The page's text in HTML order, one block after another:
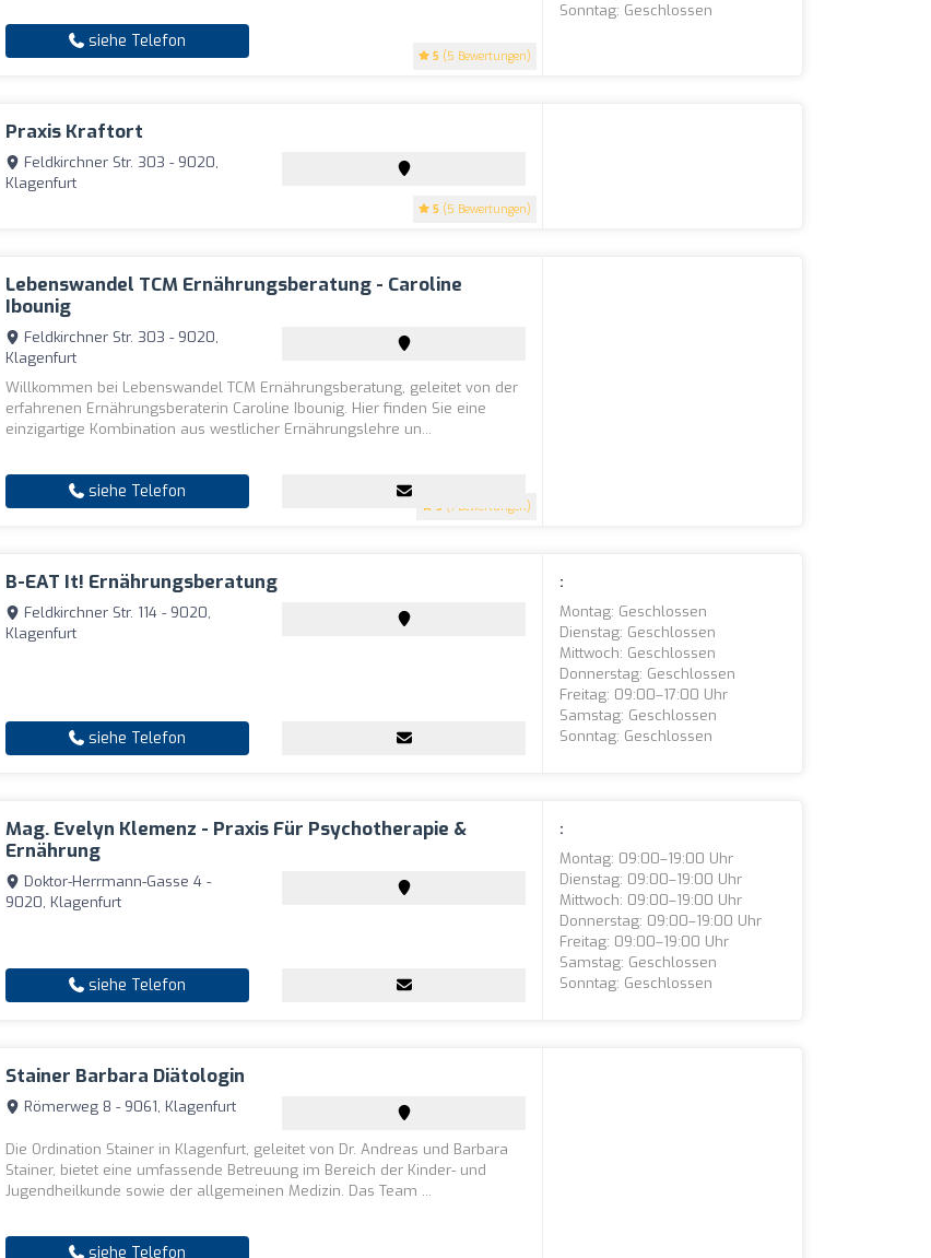
5 (5 Bewertungen)
siehe Telefon
Sonntag: Geschlossen
Praxis Kraftort
5 (5 Bewertungen)
Feldkirchner Str. 303 - 9020,
Klagenfurt
Lebenswandel TCM Ernährungsberatung - Caroline
Ibounig
5 (1 Bewertungen)
Feldkirchner Str. 303 - 9020,
Klagenfurt
Willkommen bei Lebenswandel TCM Ernährungsberatung, geleitet von der
erfahrenen Ernährungsberaterin Caroline Ibounig. Hier finden Sie eine
einzigartige Kombination aus westlicher Ernährungslehre un...
siehe Telefon
B-EAT It! Ernährungsberatung
Feldkirchner Str. 114 - 9020,
Klagenfurt
siehe Telefon
:
Montag: Geschlossen
Dienstag: Geschlossen
Mittwoch: Geschlossen
Donnerstag: Geschlossen
Freitag: 09:00–17:00 Uhr
Samstag: Geschlossen
Sonntag: Geschlossen
Mag. Evelyn Klemenz - Praxis Für Psychotherapie &
Ernährung
Doktor-Herrmann-Gasse 4 -
9020, Klagenfurt
siehe Telefon
:
Montag: 09:00–19:00 Uhr
Dienstag: 09:00–19:00 Uhr
Mittwoch: 09:00–19:00 Uhr
Donnerstag: 09:00–19:00 Uhr
Freitag: 09:00–19:00 Uhr
Samstag: Geschlossen
Sonntag: Geschlossen
Stainer Barbara Diätologin
Römerweg 8 - 9061, Klagenfurt
Die Ordination Stainer in Klagenfurt, geleitet von Dr. Andreas und Barbara
Stainer, bietet eine umfassende Betreuung im Bereich der Kinder- und
Jugendheilkunde sowie der allgemeinen Medizin. Das Team ...
siehe Telefon